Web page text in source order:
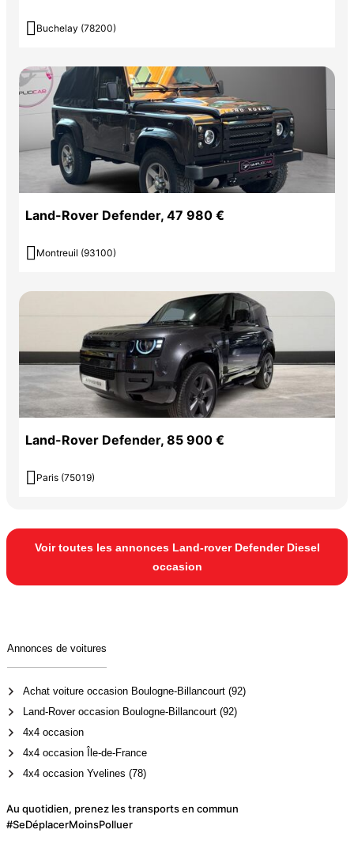
 Buchelay (78200)
Land-Rover Defender, 47 980 €
 Montreuil (93100)
Land-Rover Defender, 85 900 €
 Paris (75019)
Voir toutes les annonces Land-rover Defender Diesel
occasion
Annonces de voitures
Achat voiture occasion Boulogne-Billancourt (92)
Land-Rover occasion Boulogne-Billancourt (92)
4x4 occasion
4x4 occasion Île-de-France
4x4 occasion Yvelines (78)
Au quotidien, prenez les transports en commun
#SeDéplacerMoinsPolluer